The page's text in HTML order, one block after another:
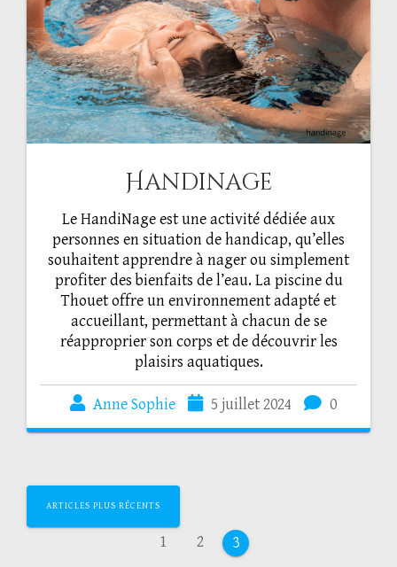
Handinage
Le HandiNage est une activité dédiée aux
personnes en situation de handicap, qu’elles
souhaitent apprendre à nager ou simplement
profiter des bienfaits de l’eau. La piscine du
Thouet offre un environnement adapté et
accueillant, permettant à chacun de se
réapproprier son corps et de découvrir les
plaisirs aquatiques.
Anne Sophie 5 juillet 2024 0
ARTICLES PLUS RÉCENTS
1 2 3